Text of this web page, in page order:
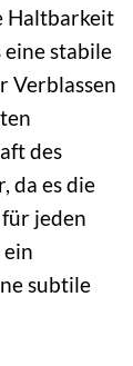
Haltbarkeit
eine stabile
Verblassen
des
da es die
jeden
subtile